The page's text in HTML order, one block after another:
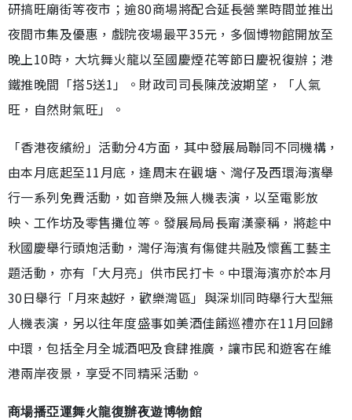
研搞旺廟街等夜市；逾80商場將配合延長營業時間並推出
夜間市集及優惠，戲院夜場最平35元，多個博物館開放至
晚上10時，大坑舞火龍以至國慶煙花等節日慶祝復辦；港
鐵推晚間「搭5送1」。財政司司長陳茂波期望，「人氣
旺，自然財氣旺」。
「香港夜繽紛」活動分4方面，其中發展局聯同不同機構，
由本月底起至11月底，逢周末在觀塘、灣仔及西環海濱舉
行一系列免費活動，如音樂及無人機表演，以至電影放
映、工作坊及零售攤位等。發展局局長甯漢豪稱，將趁中
秋國慶舉行頭炮活動，灣仔海濱有傷健共融及懷舊工藝主
題活動，亦有「大月亮」供市民打卡。中環海濱亦於本月
30日舉行「月來越好，歡樂灣區」與深圳同時舉行大型無
人機表演，另以往年度盛事如美酒佳餚巡禮亦在11月回歸
中環，包括全月全城酒吧及食肆推廣，讓市民和遊客在維
港兩岸夜景，享受不同精采活動。
商場播亞運舞火龍復辦夜遊博物館